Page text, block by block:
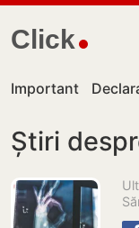
Click
Important
Știri